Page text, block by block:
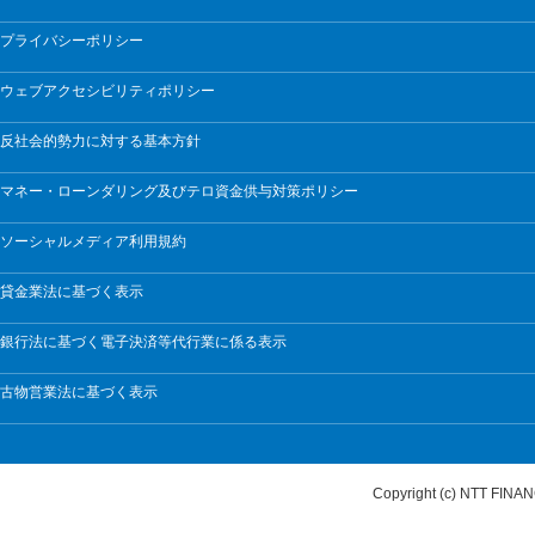
プライバシーポリシー
ウェブアクセシビリティポリシー
反社会的勢力に対する基本方針
マネー・ローンダリング及びテロ資金供与対策ポリシー
ソーシャルメディア利用規約
貸金業法に基づく表示
銀行法に基づく電子決済等代行業に係る表示
古物営業法に基づく表示
Copyright (c) NTT